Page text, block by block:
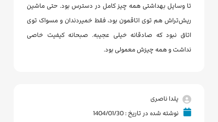
تا وسایل بهداشتی همه چیز کامل در دسترس بود. حتی ماشین
ریش‌تراش هم توی اتاقمون بود، فقط خمیردندان و مسواک توی
اتاق نبود که صادقانه خیلی عجیبه. صبحانه کیفیت خاصی
نداشت و همه چیزش معمولی بود.
یلدا ناصری
نوشته شده در تاریخ : 1404/01/30